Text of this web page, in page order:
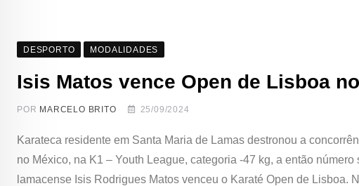
DESPORTO MODALIDADES
Isis Matos vence Open de Lisboa
POR MARCELO BRITO 25/09/2024
Karateca residente em Santa Maria de Lamas destronou a
no México, na K1 – Youth League, categoria -47 kg, a então
lamacense Isis Rodrigues Matos venceu o Karaté Open de Lisboa.